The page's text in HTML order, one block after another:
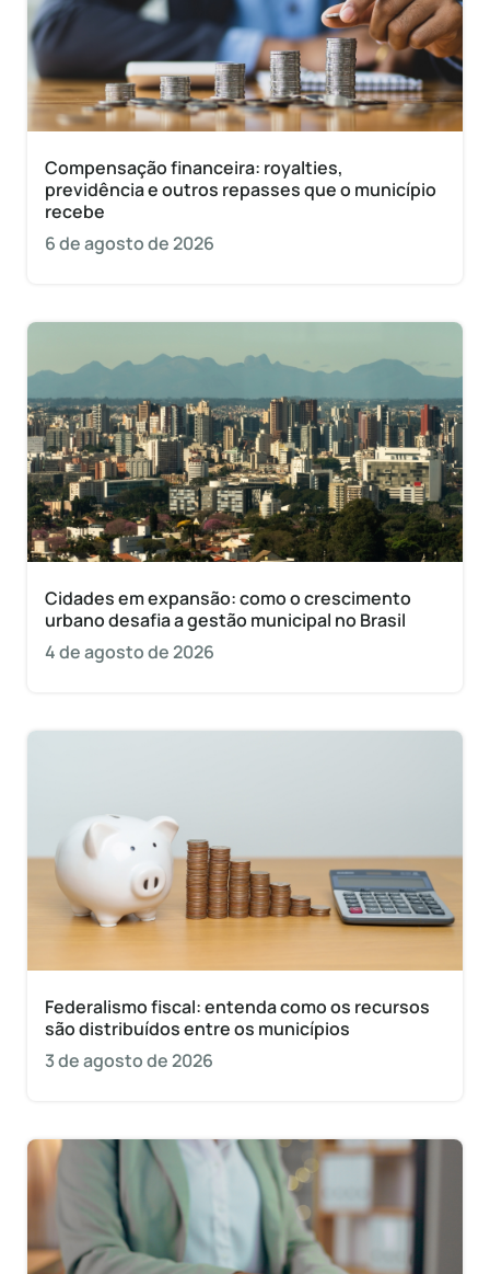
Compensação financeira: royalties,
previdência e outros repasses que o município
recebe
6 de agosto de 2026
Cidades em expansão: como o crescimento
urbano desafia a gestão municipal no Brasil
4 de agosto de 2026
Federalismo fiscal: entenda como os recursos
são distribuídos entre os municípios
3 de agosto de 2026